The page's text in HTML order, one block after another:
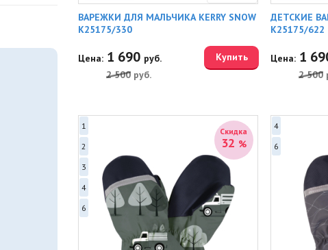
ВАРЕЖКИ ДЛЯ МАЛЬЧИКА KERRY SNOW
K25175/330
Цена: 1 690 руб.
2 500 руб.
Купить
ДЕТСКИЕ
K25175/622
Цена:1
2 500
Скидка
32 %
1
2
3
4
6
4
6